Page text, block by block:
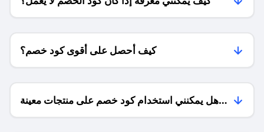
كيف أحصل على أقوى كود خصم؟
هل يمكنني استخدام كود خصم على منتجات معينة
فقط؟